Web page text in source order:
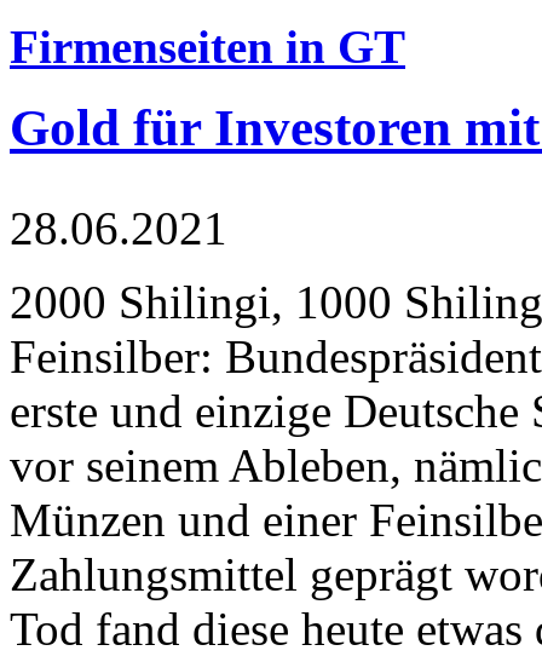
Firmenseiten in GT
Gold für Investoren
28.06.2021
2000 Shilingi, 1000
Feinsilber:
erste und einzige Deutsche
vor seinem Ableben,
Münzen und einer
Zahlungsmittel geprägt
Tod fand diese heute